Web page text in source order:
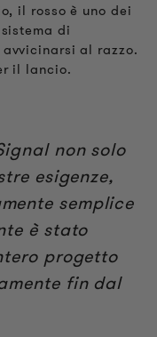
il rosso è uno dei
di
al razzo.
il lancio.
non solo
esigenze,
semplice
è stato
progetto
fin dal